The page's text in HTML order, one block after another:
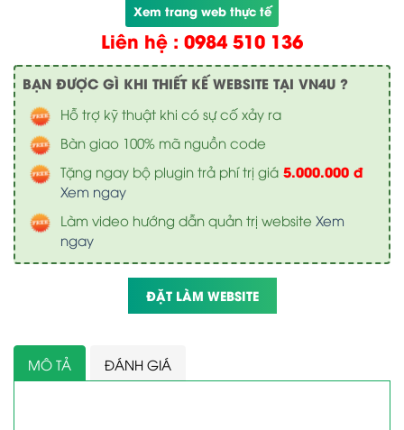
Xem trang web thực tế
Liên hệ : 0984 510 136
BẠN ĐƯỢC GÌ KHI THIẾT KẾ WEBSITE TẠI VN4U ?
Hỗ trợ kỹ thuật khi có sự cố xảy ra
Bàn giao 100% mã nguồn code
Tặng ngay bộ plugin trả phí trị giá 5.000.000 đ
Xem ngay
Làm video hướng dẫn quản trị website Xem
ngay
ĐẶT LÀM WEBSITE
MÔ TẢ ĐÁNH GIÁ